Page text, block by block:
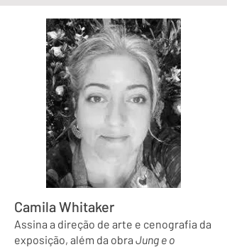
Camila Whitaker
Assina a direção de arte e cenografia da
exposição, além da obra Jung e o